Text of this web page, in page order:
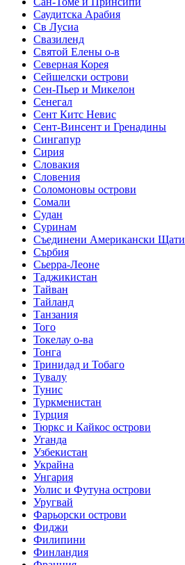
Саудитска Арабия
Св Лусиа
Свазиленд
Святой Елены о-в
Северная Корея
Сейшелски острови
Сен-Пьер и Микелон
Сенегал
Сент Китс Невис
Сент-Винсент и Гренадины
Сингапур
Сирия
Словакия
Словения
Соломоновы острови
Сомали
Судан
Суринам
Съединени Американски Щати
Сърбия
Сьерра-Леоне
Таджикистан
Тайван
Тайланд
Танзания
Того
Токелау о-ва
Тонга
Тринидад и Тобаго
Тувалу
Тунис
Туркменистан
Турция
Тюркс и Кайкос острови
Уганда
Узбекистан
Украйна
Унгария
Уолис и Футуна острови
Уругвай
Фарьорски острови
Фиджи
Филипини
Финландия